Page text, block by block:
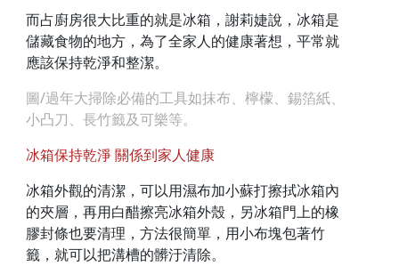
而占廚房很大比重的就是冰箱，謝莉婕說，冰箱是
儲藏食物的地方，為了全家人的健康著想，平常就
應該保持乾淨和整潔。
圖/過年大掃除必備的工具如抹布、檸檬、錫箔紙、
小凸刀、長竹籤及可樂等。
冰箱保持乾淨 關係到家人健康
冰箱外觀的清潔，可以用濕布加小蘇打擦拭冰箱內
的夾層，再用白醋擦亮冰箱外殼，另冰箱門上的橡
膠封條也要清理，方法很簡單，用小布塊包著竹
籤，就可以把溝槽的髒汙清除。